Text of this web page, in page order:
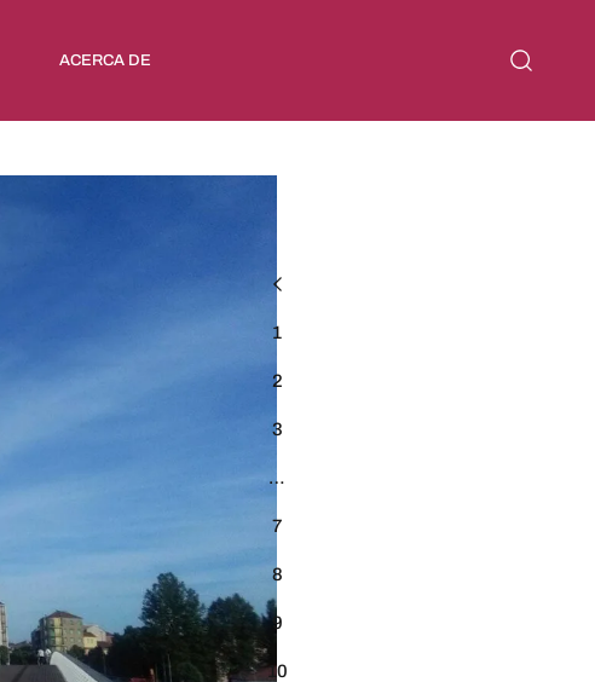
ACERCA DE
1
2
3
…
7
8
9
10